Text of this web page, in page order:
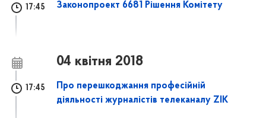
17:45 Законопроект 6681 Рішення Комітету
04 квітня 2018
17:45
Про перешкоджання професійній
діяльності журналістів телеканалу ZIK